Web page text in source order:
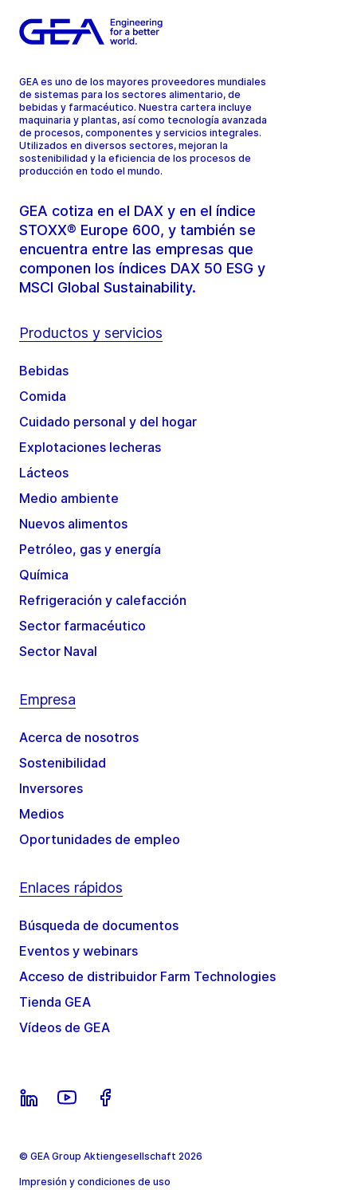
GEA es uno de los mayores proveedores mundiales
de sistemas para los sectores alimentario, de
bebidas y farmacéutico. Nuestra cartera incluye
maquinaria y plantas, así como tecnología avanzada
de procesos, componentes y servicios integrales.
Utilizados en diversos sectores, mejoran la
sostenibilidad y la eficiencia de los procesos de
producción en todo el mundo.
GEA cotiza en el DAX y en el índice
STOXX® Europe 600, y también se
encuentra entre las empresas que
componen los índices DAX 50 ESG y
MSCI Global Sustainability.
Productos y servicios
Bebidas
Comida
Cuidado personal y del hogar
Explotaciones lecheras
Lácteos
Medio ambiente
Nuevos alimentos
Petróleo, gas y energía
Química
Refrigeración y calefacción
Sector farmacéutico
Sector Naval
Empresa
Acerca de nosotros
Sostenibilidad
Inversores
Medios
Oportunidades de empleo
Enlaces rápidos
Búsqueda de documentos
Eventos y webinars
Acceso de distribuidor Farm Technologies
Tienda GEA
Vídeos de GEA
© GEA Group Aktiengesellschaft 2026
Impresión y condiciones de uso